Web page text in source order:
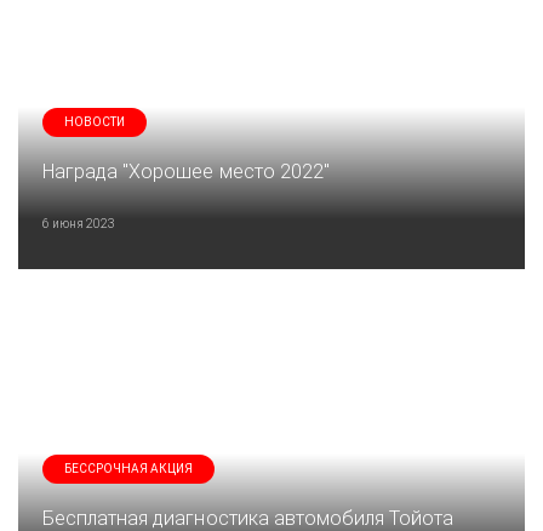
НОВОСТИ
Награда "Хорошее место 2022"
6 июня 2023
БЕССРОЧНАЯ АКЦИЯ
Бесплатная диагностика автомобиля Тойота